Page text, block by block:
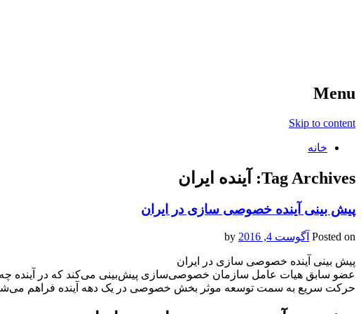
Menu
Skip to content
خانه
Tag Archives: آینده ایران
پیش بینی آینده خصوصی سازی در ایران
Posted on آگوست 4, 2016
پیش بینی آینده خصوصی سازی در ایران
عضو سابق هیات عامل سازمان خصوصی‌‌سازی پیش‌بینی می‌کند که در‌ آینده
حرکت سریع به سمت توسعه موثر بخش خصوصی‌ در یک دهه آینده فراهم